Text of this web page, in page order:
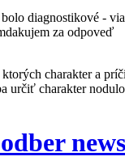
diagnostikové -
za odpoveď
charakter a
určiť charakter